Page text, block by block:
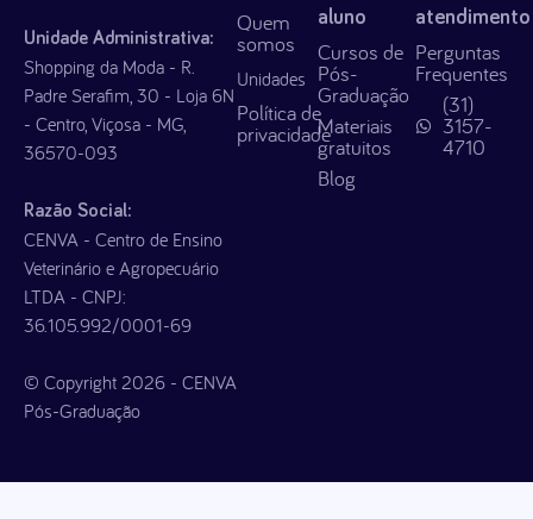
Unidade Administrativa:
Shopping da Moda - R.
Padre Serafim, 30 - Loja 6N
- Centro, Viçosa - MG,
36570-093
Razão Social:
CENVA - Centro de Ensino
Veterinário e Agropecuário
LTDA - CNPJ:
36.105.992/0001-69
© Copyright 2026 - CENVA
Pós-Graduação
Quem
somos
Unidades
Política de
privacidade
aluno
Cursos de
Pós-
Graduação
Materiais
gratuitos
Blog
atendimento
Perguntas
Frequentes
(31)
3157-
4710